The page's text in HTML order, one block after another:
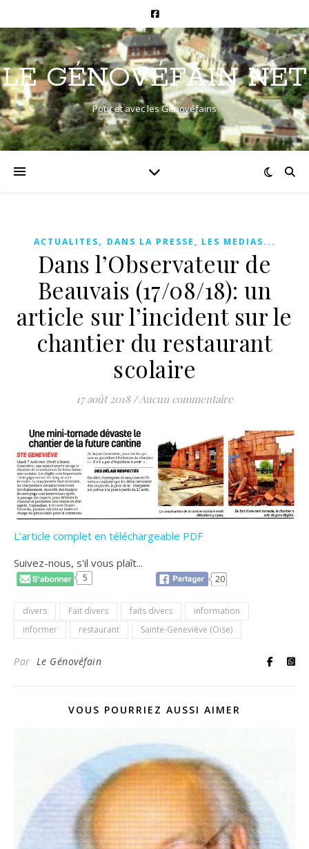
LE GÉNOVÉFAIN NET
Pour et avec les Génovéfains
ACTUALITES, DANS LA PRESSE, LES MEDIAS...
Dans l’Observateur de
Beauvais (17/08/18): un
article sur l’incident sur le
chantier du restaurant
scolaire
17 août 2018 /Aucun commentaire
L’article complet en téléchargeable PDF
Suivez-nous, s'il vous plaît...
5 20
divers Fait divers faits divers
information
informer
restaurant Sainte-Geneviève (Oise)
Par Le Génovéfain
VOUS POURRIEZ AUSSI AIMER